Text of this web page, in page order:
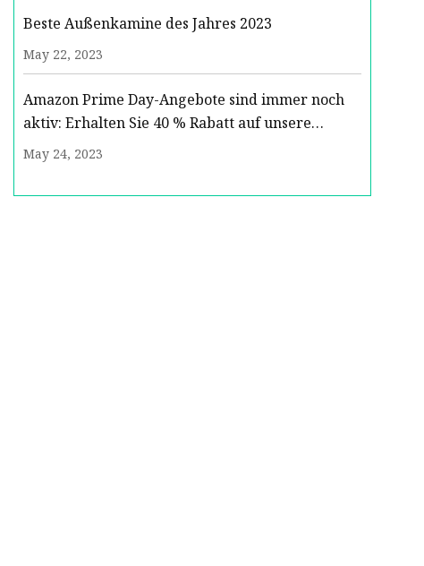
Beste Außenkamine des Jahres 2023
May 22, 2023
Amazon Prime Day-Angebote sind immer noch
aktiv: Erhalten Sie 40 % Rabatt auf unsere
Lieblingspfanne
May 24, 2023